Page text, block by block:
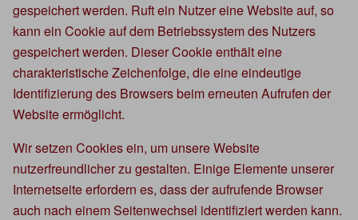
gespeichert werden. Ruft ein Nutzer eine Website auf, so
kann ein Cookie auf dem Betriebssystem des Nutzers
gespeichert werden. Dieser Cookie enthält eine
charakteristische Zeichenfolge, die eine eindeutige
Identifizierung des Browsers beim erneuten Aufrufen der
Website ermöglicht.
Wir setzen Cookies ein, um unsere Website
nutzerfreundlicher zu gestalten. Einige Elemente unserer
Internetseite erfordern es, dass der aufrufende Browser
auch nach einem Seitenwechsel identifiziert werden kann.